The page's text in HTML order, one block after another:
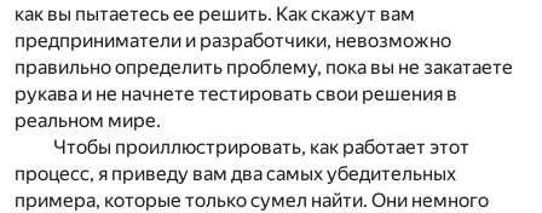
как вы пытаетесь ее решить. Как скажут вам
предприниматели и разработчики, невозможно
правильно определить проблему, пока вы не закатаете
рукава и не начнете тестировать свои решения в
реальном мире.
Чтобы проиллюстрировать, как работает этот
процесс, я приведу вам два самых убедительных
примера, которые только сумел найти. Они немного